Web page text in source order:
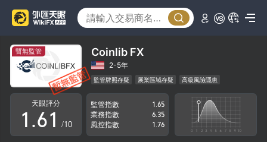
暫無監管 Coinlib FX
2-5年
監管牌照存疑 展業區域存疑 高級風險隱患
天眼評分
0
1.
2
3
4
5
6
0
1 /10
監管指數
1.65
業務指數
6.35
風控指數
1.76